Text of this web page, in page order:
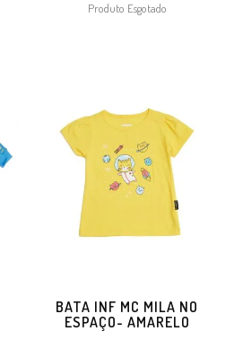
Produto Esgotado
BATA INF MC MILA NO
ESPAÇO- AMARELO